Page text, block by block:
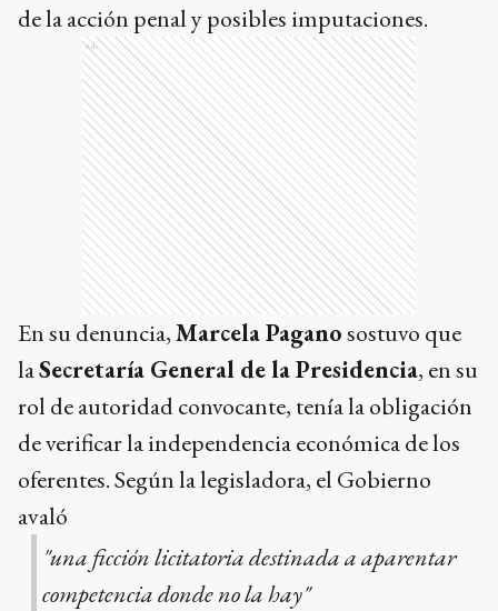
de la acción penal y posibles imputaciones.
Ads
En su denuncia,Marcela Paganosostuvo que
laSecretaría General de la Presidencia, en su
rol de autoridad convocante, tenía la obligación
de verificar la independencia económica de los
oferentes. Según la legisladora, el Gobierno
avaló
"una ficción licitatoria destinada a aparentar
competencia donde no la hay"